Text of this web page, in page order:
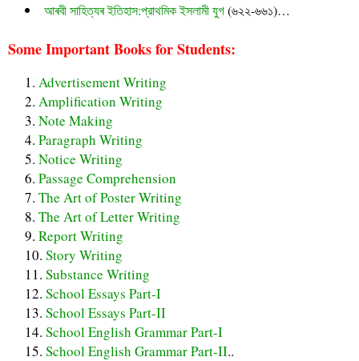
আৰবী সাহিত্যৰ ইতিহাস:প্রাথমিক ইসলামী যুগ(৬২২-৬৬১)…
Some Important Books for Students:
Advertisement Writing
Amplification Writing
Note Making
Paragraph Writing
Notice Writing
Passage Comprehension
The Art of Poster Writing
The Art of Letter Writing
Report Writing
Story Writing
Substance Writing
School Essays Part-I
School Essays Part-II
School English Grammar Part-I
School English Grammar Part-II..